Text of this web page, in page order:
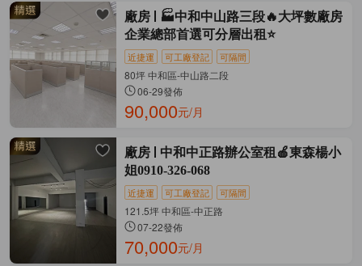
廠房
🏭中和中山路三段🔥大坪數廠房
企業總部首選可分層出租⭐️
近捷運 可工廠登記 可隔間
80坪 中和區-中山路二段
06-29發佈
90,000元/月
廠房
中和中正路辦公室租🍎東森楊小
姐0910-326-068
近捷運 可工廠登記 可隔間
121.5坪 中和區-中正路
07-22發佈
70,000元/月